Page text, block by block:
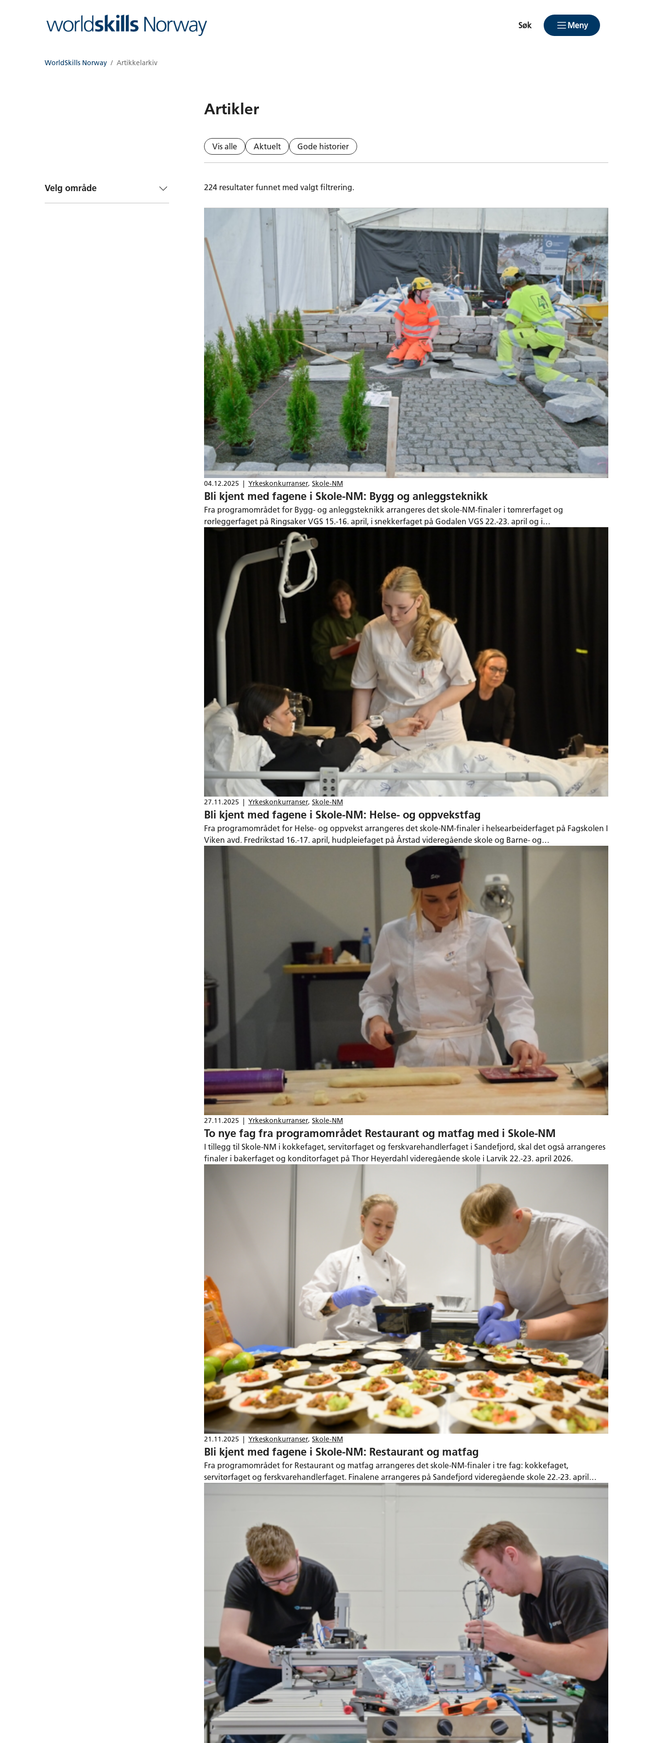
Søk Meny
WorldSkills Norway Artikkelarkiv
Artikler
Vis alle Aktuelt Gode historier
Velg område 224 resultater funnet med valgt filtrering.
04.12.2025 | Yrkeskonkurranser, Skole-NM
Bli kjent med fagene i Skole-NM: Bygg og anleggsteknikk
Fra programområdet for Bygg- og anleggsteknikk arrangeres det skole-NM-finaler i tømrerfaget og
rørleggerfaget på Ringsaker VGS 15.-16. april, i snekkerfaget på Godalen VGS 22.-23. april og i
anleggsgartnerfaget på Gjennestad VGS 22.-23. april.
27.11.2025 | Yrkeskonkurranser, Skole-NM
Bli kjent med fagene i Skole-NM: Helse- og oppvekstfag
Fra programområdet for Helse- og oppvekst arrangeres det skole-NM-finaler i helsearbeiderfaget på Fagskolen I
Viken avd. Fredrikstad 16.-17. april, hudpleiefaget på Årstad videregående skole og Barne- og
ungdomsarbeiderfaget på Jessheim videregående skole 15.- 16. april.
27.11.2025 Yrkeskonkurranser, Skole-NM
To nye fag fra programområdet Restaurant og matfag med i Skole-NM
I tillegg til Skole-NM i kokkefaget, servitørfaget og ferskvarehandlerfaget i Sandefjord, skal det også arrangeres
finaler i bakerfaget og konditorfaget på Thor Heyerdahl videregående skole i Larvik 22.-23. april 2026.
21.11.2025 Yrkeskonkurranser, Skole-NM
Bli kjent med fagene i Skole-NM: Restaurant og matfag
Fra programområdet for Restaurant og matfag arrangeres det skole-NM-finaler i tre fag: kokkefaget,
servitørfaget og ferskvarehandlerfaget. Finalene arrangeres på Sandefjord videregående skole 22.-23. april